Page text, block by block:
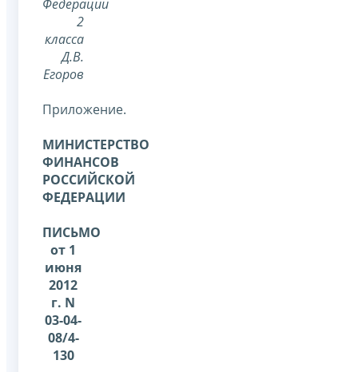
Федерации
2
класса
Д.В.
Егоров
Приложение.
МИНИСТЕРСТВО
ФИНАНСОВ
РОССИЙСКОЙ
ФЕДЕРАЦИИ
ПИСЬМО
от 1
июня
2012
г. N
03-04-
08/4-
130